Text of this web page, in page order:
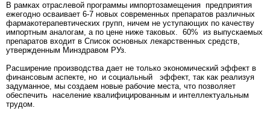
В рамках отраслевой программы импортозамещения предприятия
ежегодно осваивает 6-7 новых современных препаратов различных
фармакотерапевтических групп, ничем не уступающих по качеству
импортным аналогам, а по цене ниже таковых. 60% из выпускаемых
препаратов входит в Список основных лекарственных средств,
утвержденным Минздравом РУз.
Расширение производства дает не только экономический эффект в
финансовым аспекте, но и социальный эффект, так как реализуя
задуманное, мы создаем новые рабочие места, что позволяет
обеспечить население квалифицированным и интеллектуальным
трудом.